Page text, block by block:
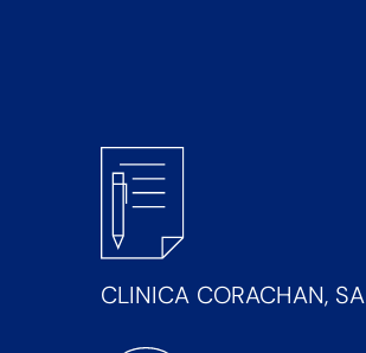
CLINICA CORACHAN, SA